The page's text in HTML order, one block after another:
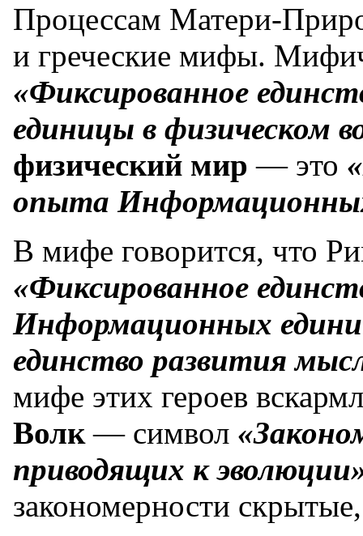
Процессам Матери-
и греческие мифы.
«Фиксированное
единицы в физическом
физический мир— это
опыта
В мифе говорится, что
«Фиксированное
Информационных
единство развития
мифе этих героев
Волк— символ
приводящих к
закономерности